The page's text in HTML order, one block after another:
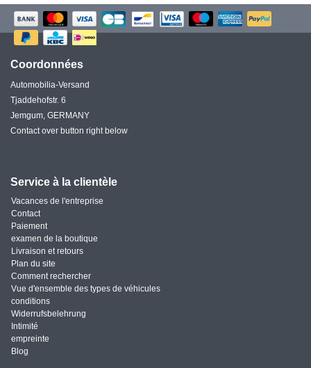
Coordonnées
Automobilia-Versand
Tjaddehofstr. 6
Jemgum, GERMANY
Contact over button right below
Service à la clientèle
Vacances de l'entreprise
Contact
Paiement
examen de la boutique
Livraison et retours
Plan du site
Comment rechercher
Vue d'ensemble des types de véhicules
conditions
Widerrufsbelehrung
Intimité
empreinte
Blog